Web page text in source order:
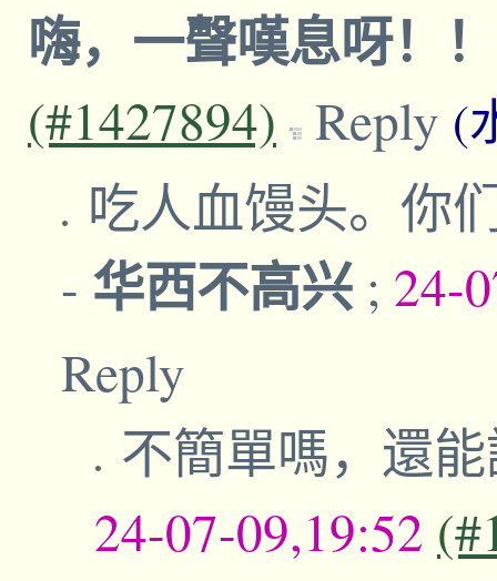
嗨，一聲嘆息呀！
(#1427894) Reply (
吃人血馒头。你
- 华西不高兴 ; 24-
Reply
不簡單嗎，還
24-07-09,19:52